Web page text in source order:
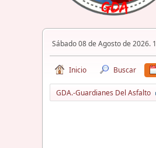
Sábado 08 de Agosto de 2026.
Inicio Buscar
GDA.-Guardianes Del Asfalto